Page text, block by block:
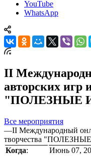
YouTube
WhatsApp
II
авторских игр
"ПОЛЕЗНЫЕ
Все мероприятия
—II Международный
творчества
Когда:
Июнь 07,